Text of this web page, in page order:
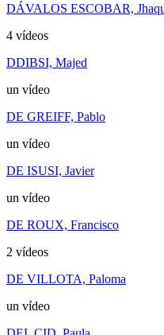
DÁVALOS ESCOBAR,
4 vídeos
DDIBSI, Majed
un vídeo
DE GREIFF, Pablo
un vídeo
DE ISUSI, Javier
un vídeo
DE ROUX, Francisco
2 vídeos
DE VILLOTA, Paloma
un vídeo